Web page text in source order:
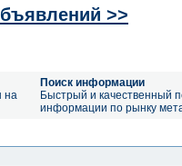
>>
на
Поиск информации
Быстрый и качественный
информации по рынку